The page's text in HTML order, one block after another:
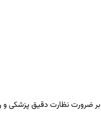
۴۲ روزه مسافران و خدمه پس از خروج از